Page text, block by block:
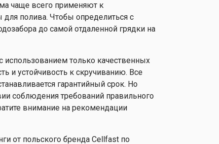
чаще всего применяют к
полива. Чтобы определиться с
до самой отдаленной грядки на
только качественных
и устойчивость к скручиванию. Все
гарантийный срок. Но
соблюдения требований правильного
внимание на рекомендации
от польского бренда Cellfast по